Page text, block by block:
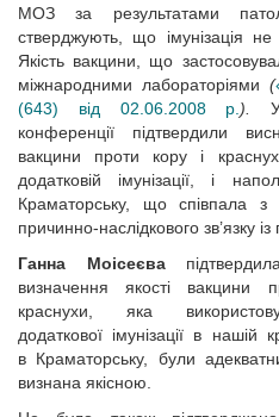
МОЗ за результатами
стверджують, що імунізація
Якість вакцини, що
міжнародними лабораторіями (
(643) від 02.06.2008 р. ).
конференції підтвердили
вакцини проти кору і
додатковій імунізації, і
Краматорську, що співпала з
причинно-наслідкового зв’язку
Ганна Моісеєва
визначення якості вакцини
краснухи, яка
додаткової імунізації в нашій
в Краматорську, були
визнана якісною.